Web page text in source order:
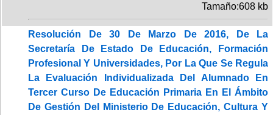
Tamaño:608 kb
Resolución De 30 De Marzo De 2016, De La
Secretaría De Estado De Educación, Formación
Profesional Y Universidades, Por La Que Se Regula
La Evaluación Individualizada Del Alumnado En
Tercer Curso De Educación Primaria En El Ámbito
De Gestión Del Ministerio De Educación, Cultura Y